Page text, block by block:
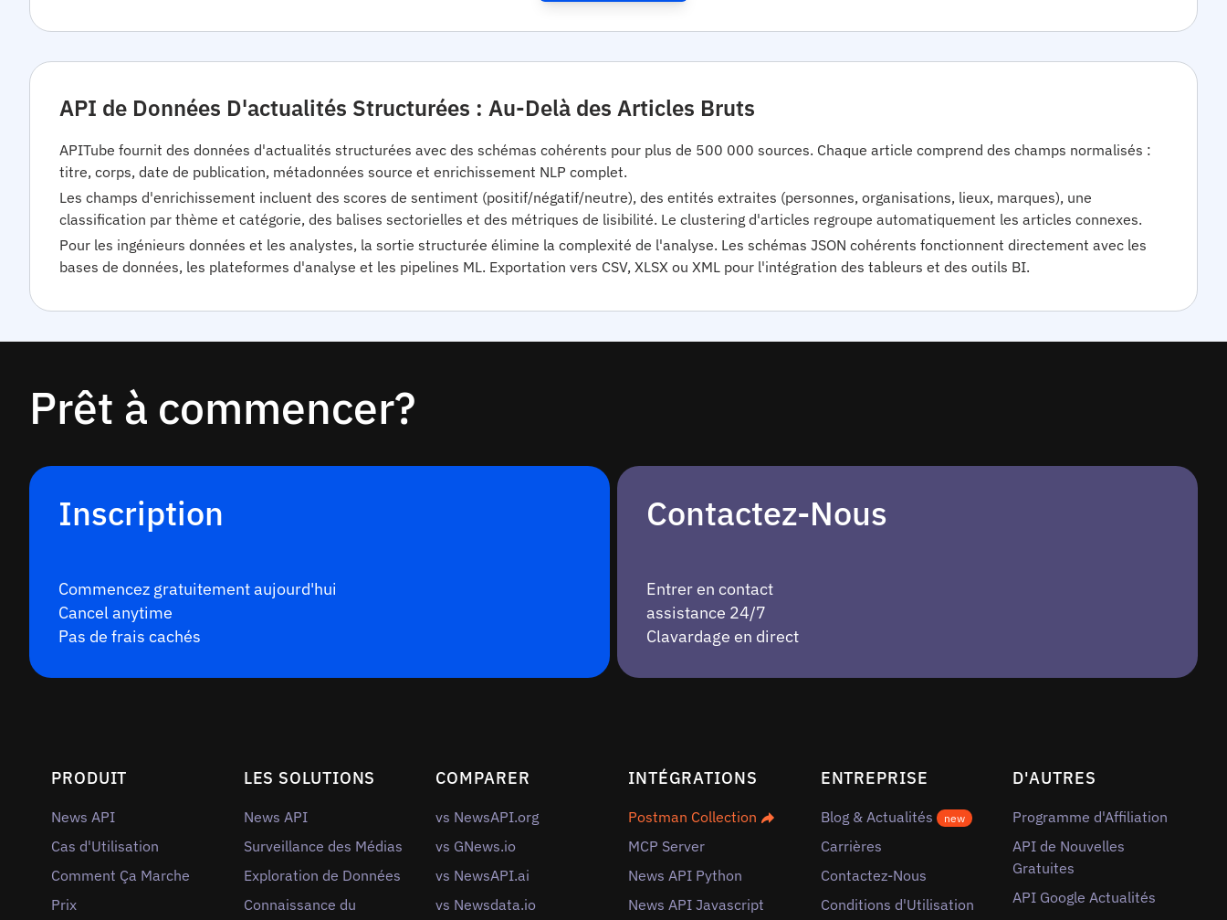
API de Données D'actualités Structurées : Au-Delà des Articles Bruts
APITube fournit des données d'actualités structurées avec des schémas cohérents pour plus de 500 000 sources. Chaque article comprend des champs normalisés :
titre, corps, date de publication, métadonnées source et enrichissement NLP complet.
Les champs d'enrichissement incluent des scores de sentiment (positif/négatif/neutre), des entités extraites (personnes, organisations, lieux, marques), une
classification par thème et catégorie, des balises sectorielles et des métriques de lisibilité. Le clustering d'articles regroupe automatiquement les articles connexes.
Pour les ingénieurs données et les analystes, la sortie structurée élimine la complexité de l'analyse. Les schémas JSON cohérents fonctionnent directement avec les
bases de données, les plateformes d'analyse et les pipelines ML. Exportation vers CSV, XLSX ou XML pour l'intégration des tableurs et des outils BI.
Prêt à commencer?
Inscription
Commencez gratuitement aujourd'hui
Cancel anytime
Pas de frais cachés
Contactez-Nous
Entrer en contact
assistance 24/7
Clavardage en direct
PRODUIT
News API
Cas d'Utilisation
Comment Ça Marche
Prix
LES SOLUTIONS
News API
Surveillance des Médias
Exploration de Données
Connaissance du
COMPARER
vs NewsAPI.org
vs GNews.io
vs NewsAPI.ai
vs Newsdata.io
INTÉGRATIONS
Postman Collection
MCP Server
News API Python
News API Javascript
ENTREPRISE
Blog & Actualités new
Carrières
Contactez-Nous
Conditions d'Utilisation
D'AUTRES
Programme d'Affiliation
API de Nouvelles
Gratuites
API Google Actualités